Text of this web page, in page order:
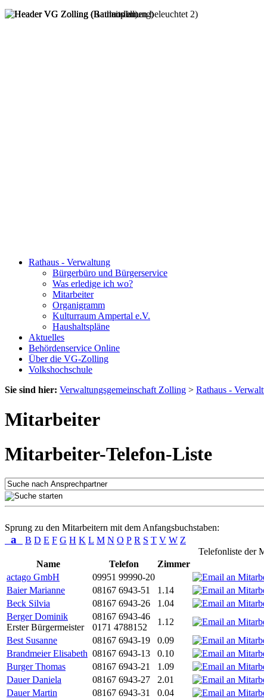
Rathaus - Verwaltung
Bürgerbüro und Bürgerservice
Was erledige ich wo?
Mitarbeiter
Organigramm
Kulturraum Ampertal e.V.
Haushaltspläne
Aktuelles
Behördenservice Online
Über die VG-Zolling
Volkshochschule
Sie sind hier: Verwaltungsgemeinschaft Zolling > Rathaus -
Mitarbeiter
Mitarbeiter-Telefon-Liste
Sprung zu den Mitarbeitern mit dem Anfangsbuchstaben:
a B D E F G H K L M N O P R S T V W Z
Telefonliste der
Name
Telefon Zimmer
actago GmbH
09951 99990-20
Baier Marianne
08167 6943-51 1.14
Beck Silvia
08167 6943-26 1.04
Berger Dominik
Erster Bürgermeister
08167 6943-46
0171 4788152
1.12
Best Susanne
08167 6943-19 0.09
Brandmeier Elisabeth 08167 6943-13 0.10
Burger Thomas
08167 6943-21 1.09
Dauer Daniela
08167 6943-27 2.01
Dauer Martin
08167 6943-31 0.04